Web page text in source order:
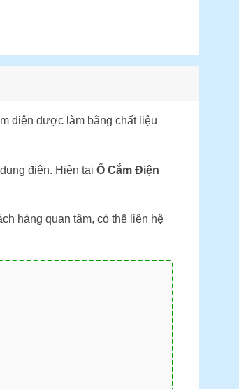
điện được làm bằng chất liệu
điện. Hiện tại Ổ Cắm Điện
hàng quan tâm, có thể liên hệ